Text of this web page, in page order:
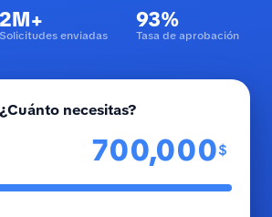
2M+
Solicitudes enviadas
93%
Tasa de aprobación
¿Cuánto necesitas?
$